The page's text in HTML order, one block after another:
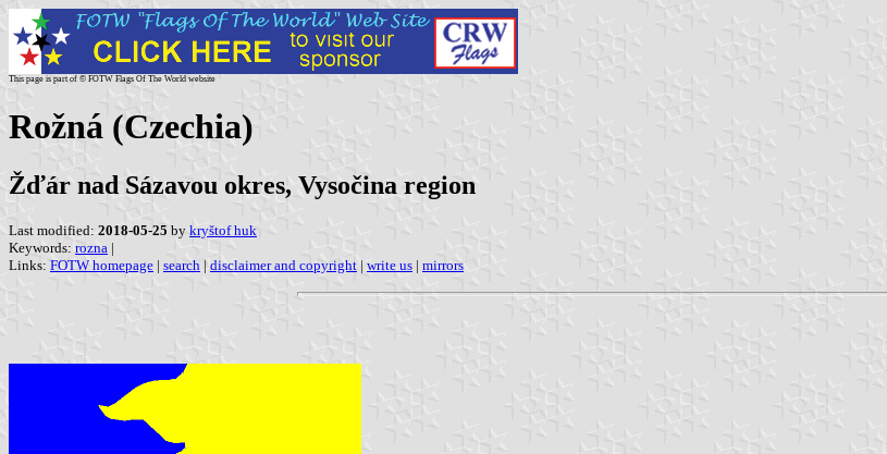
This page is part of © FOTW Flags Of The World website
Rožná (Czechia)
Žďár nad Sázavou okres, Vysočina region
Last modified: 2018-05-25 by kryštof huk
Keywords: rozna |
Links: FOTW homepage | search | disclaimer and copyright | write us | mirrors